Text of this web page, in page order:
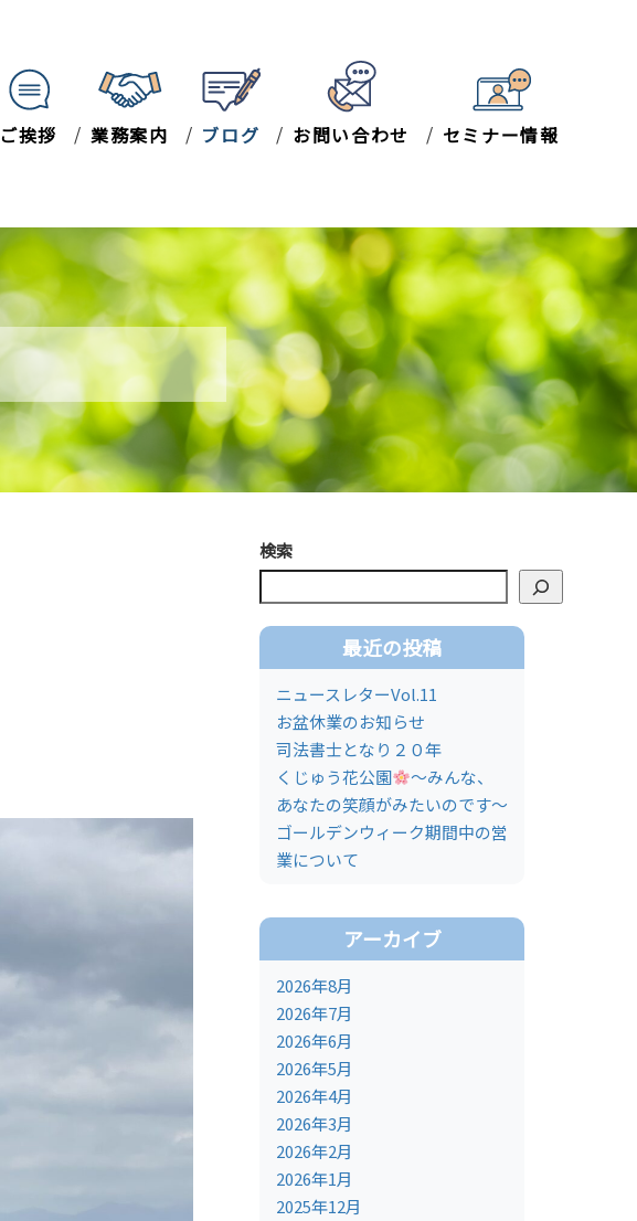
ご挨拶 業務案内 ブログ お問い合わせ セミナー情報
検索
最近の投稿
ニュースレターVol.11
お盆休業のお知らせ
司法書士となり２０年
くじゅう花公園
～みんな、
あなたの笑顔がみたいのです～
ゴールデンウィーク期間中の営
業について
アーカイブ
2026年8月
2026年7月
2026年6月
2026年5月
2026年4月
2026年3月
2026年2月
2026年1月
2025年12月